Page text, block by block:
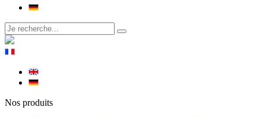
Nos produits